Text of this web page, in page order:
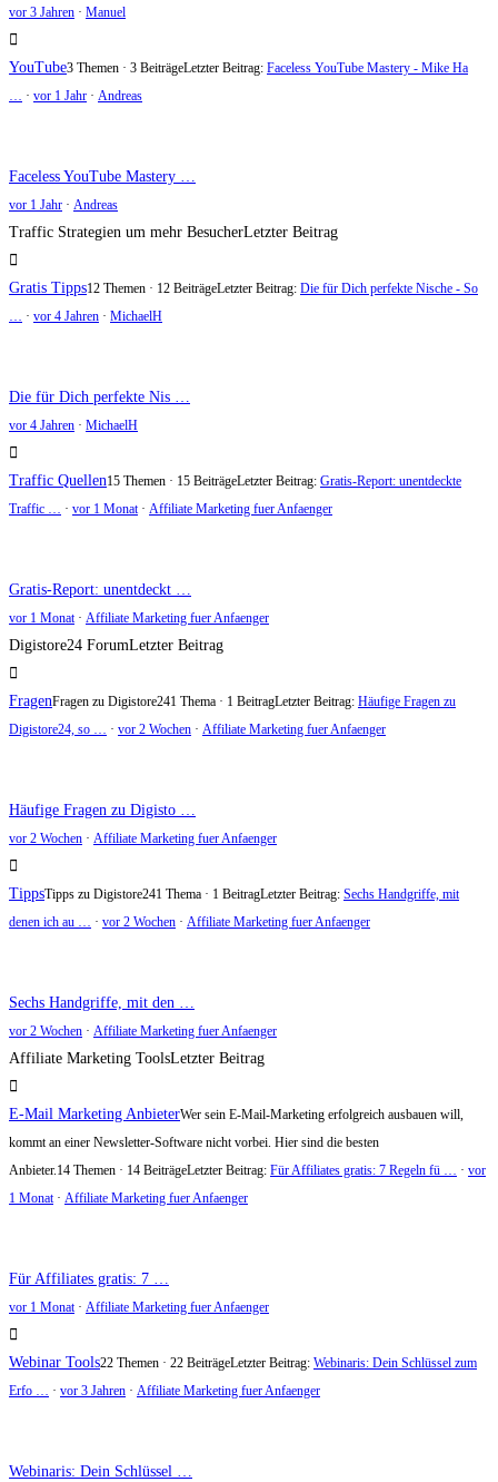
vor 3 Jahren · Manuel
YouTube3 Themen · 3 BeiträgeLetzter Beitrag: Faceless YouTube Mastery - Mike Ha
… · vor 1 Jahr · Andreas
Faceless YouTube Mastery …
vor 1 Jahr · Andreas
Traffic Strategien um mehr BesucherLetzter Beitrag
Gratis Tipps12 Themen · 12 BeiträgeLetzter Beitrag: Die für Dich perfekte Nische - So
… · vor 4 Jahren · MichaelH
Die für Dich perfekte Nis …
vor 4 Jahren · MichaelH
Traffic Quellen15 Themen · 15 BeiträgeLetzter Beitrag: Gratis-Report: unentdeckte
Traffic … · vor 1 Monat· Affiliate Marketing fuer Anfaenger
Gratis-Report: unentdeckt …
vor 1 Monat· Affiliate Marketing fuer Anfaenger
Digistore24 ForumLetzter Beitrag
FragenFragen zu Digistore241 Thema · 1 BeitragLetzter Beitrag: Häufige Fragen zu
Digistore24, so … · vor 2 Wochen · Affiliate Marketing fuer Anfaenger
Häufige Fragen zu Digisto …
vor 2 Wochen · Affiliate Marketing fuer Anfaenger
TippsTipps zu Digistore241 Thema · 1 BeitragLetzter Beitrag: Sechs Handgriffe, mit
denen ich au … · vor 2 Wochen · Affiliate Marketing fuer Anfaenger
Sechs Handgriffe, mit den …
vor 2 Wochen · Affiliate Marketing fuer Anfaenger
Affiliate Marketing ToolsLetzter Beitrag
E-Mail Marketing AnbieterWer sein E-Mail-Marketing erfolgreich ausbauen will,
kommt an einer Newsletter-Software nicht vorbei. Hier sind die besten
Anbieter.14 Themen · 14 BeiträgeLetzter Beitrag: Für Affiliates gratis: 7 Regeln fü … · vor
1 Monat· Affiliate Marketing fuer Anfaenger
Für Affiliates gratis: 7 …
vor 1 Monat· Affiliate Marketing fuer Anfaenger
Webinar Tools22 Themen · 22 BeiträgeLetzter Beitrag: Webinaris: Dein Schlüssel zum
Erfo … · vor 3 Jahren · Affiliate Marketing fuer Anfaenger
Webinaris: Dein Schlüssel …